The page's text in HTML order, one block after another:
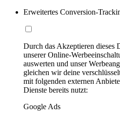
Erweitertes Conversion-
Durch das Akzeptieren dieses
unserer Online-
auswerten und unser
gleichen wir deine
mit folgenden externen
Dienste bereits nutzt:
Google Ads